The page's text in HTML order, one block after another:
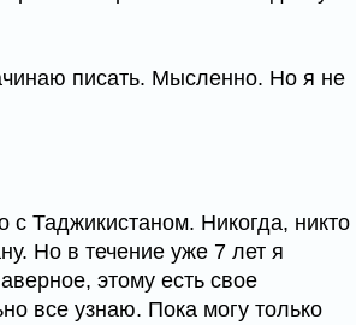
писать. Мысленно. Но я не
Таджикистаном. Никогда, никто
Но в течение уже 7 лет я
этому есть свое
все узнаю. Пока могу только